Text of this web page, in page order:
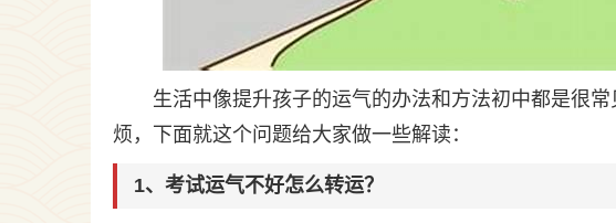
生活中像提升孩子的运气的办法和方法初中都是很
烦，下面就这个问题给大家做一些解读：
1、考试运气不好怎么转运？